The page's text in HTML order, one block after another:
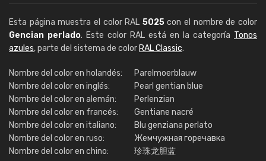
Esta página muestra el color RAL 5025con el nombre de color
Gencian perlado. Este color RAL está en la categoría Tonos
azules, parte del sistema de color RAL Classic.
Nombre del color en holandés:
Parelmoerblauw
Nombre del color en inglés:
Pearl gentian blue
Nombre del color en alemán:
Perlenzian
Nombre del color en francés:
Gentiane nacré
Nombre del color en italiano:
Blu genziana perlato
Nombre del color en ruso:
Жемчужная горечавка
Nombre del color en chino:
珍珠龙胆蓝